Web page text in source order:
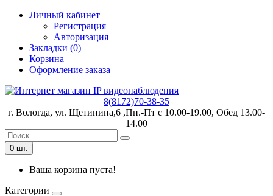
Личный кабинет
Регистрация
Авторизация
Закладки (0)
Корзина
Оформление заказа
8(8172)70-38-35
г. Вологда, ул. Щетинина,6 ,Пн.-Пт с 10.00-19.00, Обед 13.00-
14.00
0 шт.
Ваша корзина пуста!
Категории